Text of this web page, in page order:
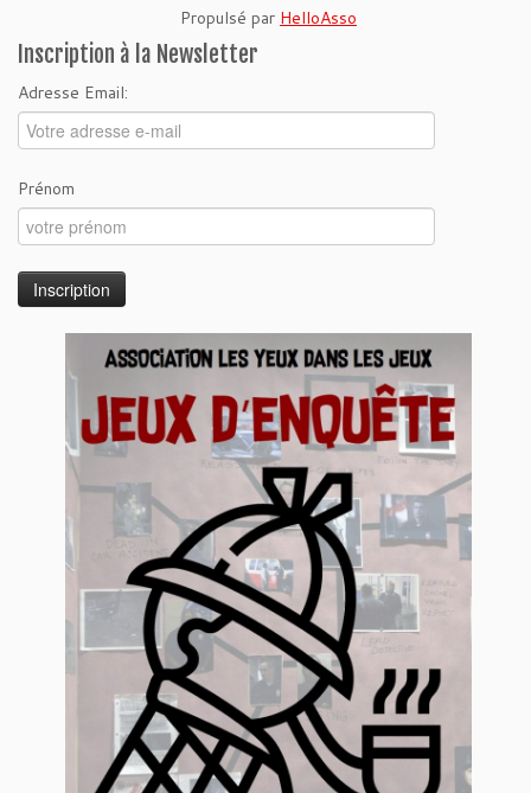
Propulsé par HelloAsso
Inscription à la Newsletter
Adresse Email:
Prénom